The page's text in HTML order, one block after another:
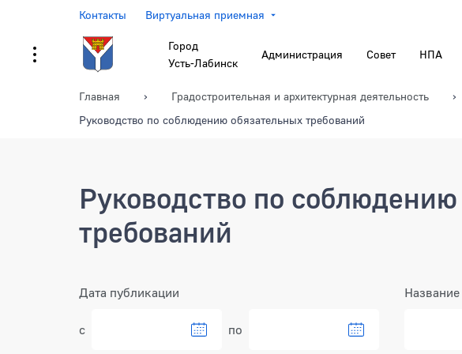
Контакты Виртуальная приемная
Город
Усть-Лабинск
Администрация Совет НПА
Главная Градостроительная и архитектурная деятельность
Руководство по соблюдению обязательных требований
Руководство по
требований
Фильтр
Дата публикации
с по
Название